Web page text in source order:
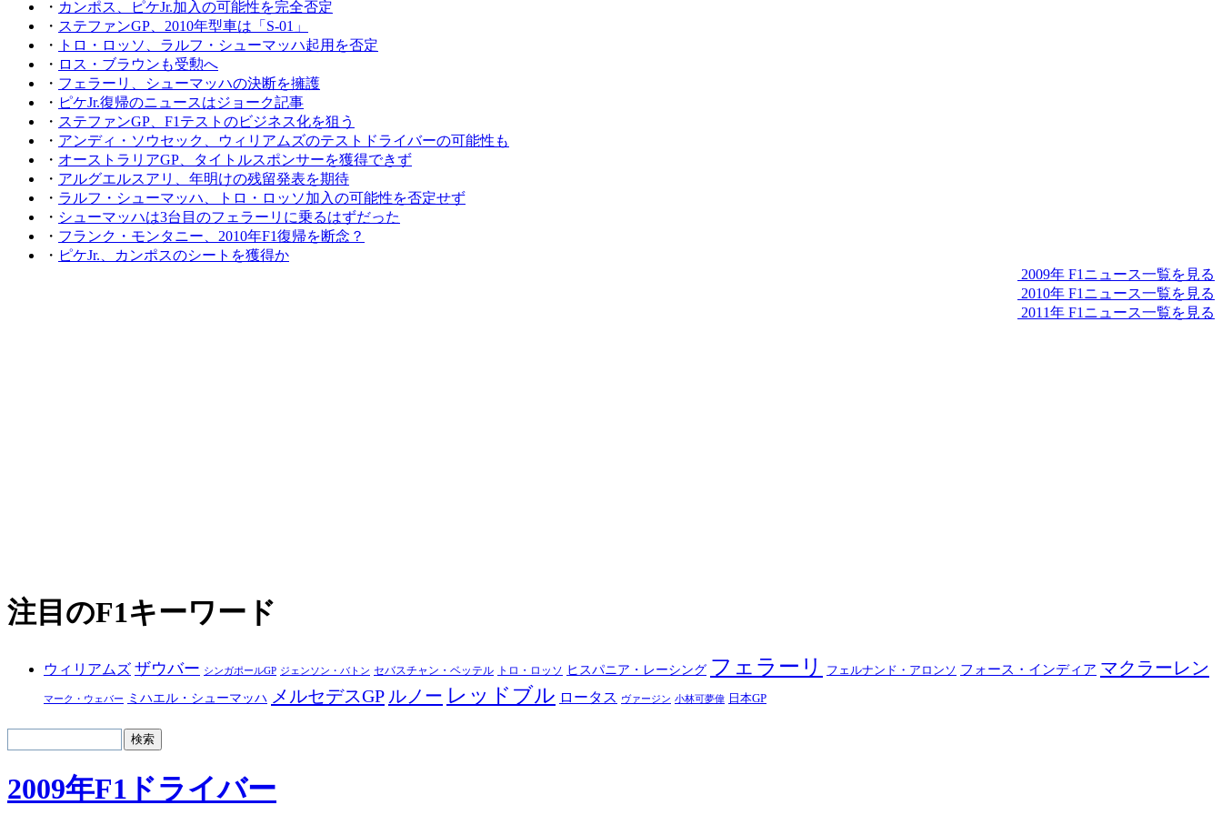
・ カンポス、ピケJr.加入の可能性を完全否定
・ ステファンGP、2010年型車は「S-01」
・
トロ・ロッソ、ラルフ・シューマッハ起用を否定
・ ロス・ブラウンも受勲へ
・ フェラーリ、シューマッハの決断を擁護
・ ピケJr.復帰のニュースはジョーク記事
・ ステファンGP、F1テストのビジネス化を狙う
・ アンディ・ソウセック、ウィリアムズのテストドライバーの可能性も
・ オーストラリアGP、タイトルスポンサーを獲得できず
・ アルグエルスアリ、年明けの残留発表を期待
・ ラルフ・シューマッハ、トロ・ロッソ加入の可能性を否定せず
・ シューマッハは3台目のフェラーリに乗るはずだった
・ フランク・モンタニー、2010年F1復帰を断念？
・ ピケJr.、カンポスのシートを獲得か
2009年 F1ニュース一覧を見る
2010年 F1ニュース一覧を見る
2011年 F1ニュース一覧を見る
注目のF1キーワード
ウィリアムズ ザウバー シンガポールGP ジェンソン・バトン セバスチャン・ベッテル トロ・ロッソ ヒスパニア・レーシング フェラーリ フェルナンド・アロンソ フォース・インディア マクラーレン
マーク・ウェバー ミハエル・シューマッハ メルセデスGP ルノー レッドブル ロータス ヴァージン 小林可夢偉 日本GP
2009年F1ドライバー